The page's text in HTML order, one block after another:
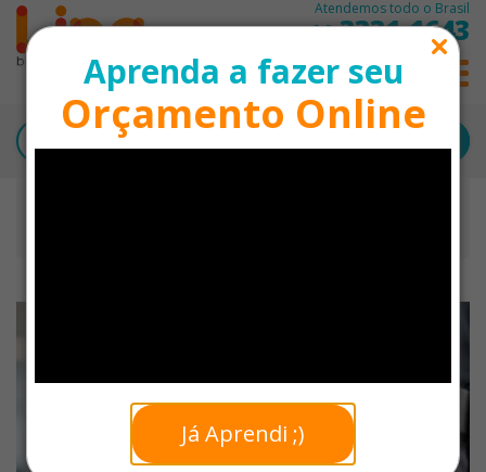
Aprenda a fazer seu
Orçamento Online
Já Aprendi ;)
Atendemos todo o Brasil
113331-1643